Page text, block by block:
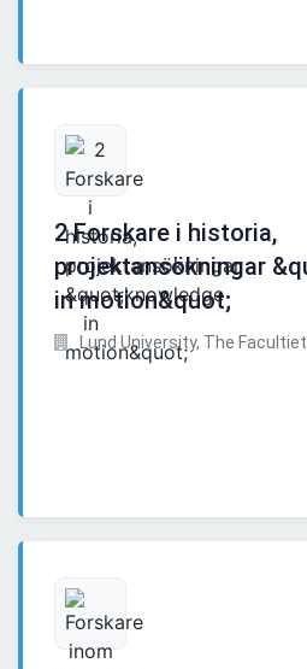
2 Forskare i historia,
projektansökningar
in motion&quot;
Lund University, The